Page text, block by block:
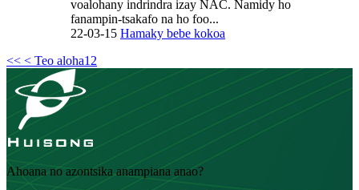
voalohany indrindra izay NAC. Namidy ho
fanampin-tsakafo na ho foo...
22-03-15 Hamaky bebe kokoa
<< < Teo aloha1 2
Ahoana no azontsika anampiana anao?